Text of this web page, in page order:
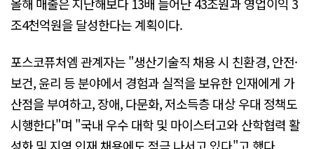
조4천억원을 달성한다는 계획이다.
포스코퓨처엠 관계자는 "생산기술직 채용 시 친환경, 안전·
보건, 윤리 등 분야에서 경험과 실적을 보유한 인재에게 가
산점을 부여하고, 장애, 다문화, 저소득층 대상 우대 정책도
시행한다"며 "국내 우수 대학 및 마이스터고와 산학협력 활